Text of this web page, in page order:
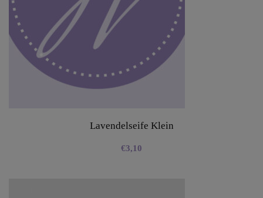
Lavendelseife Klein
€3,10